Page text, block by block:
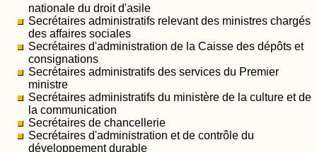
nationale du droit d'asile
Secrétaires administratifs relevant des ministres chargés
des affaires sociales
Secrétaires d'administration de la Caisse des dépôts et
consignations
Secrétaires administratifs des services du Premier
ministre
Secrétaires administratifs du ministère de la culture et de
la communication
Secrétaires de chancellerie
Secrétaires d'administration et de contrôle du
développement durable